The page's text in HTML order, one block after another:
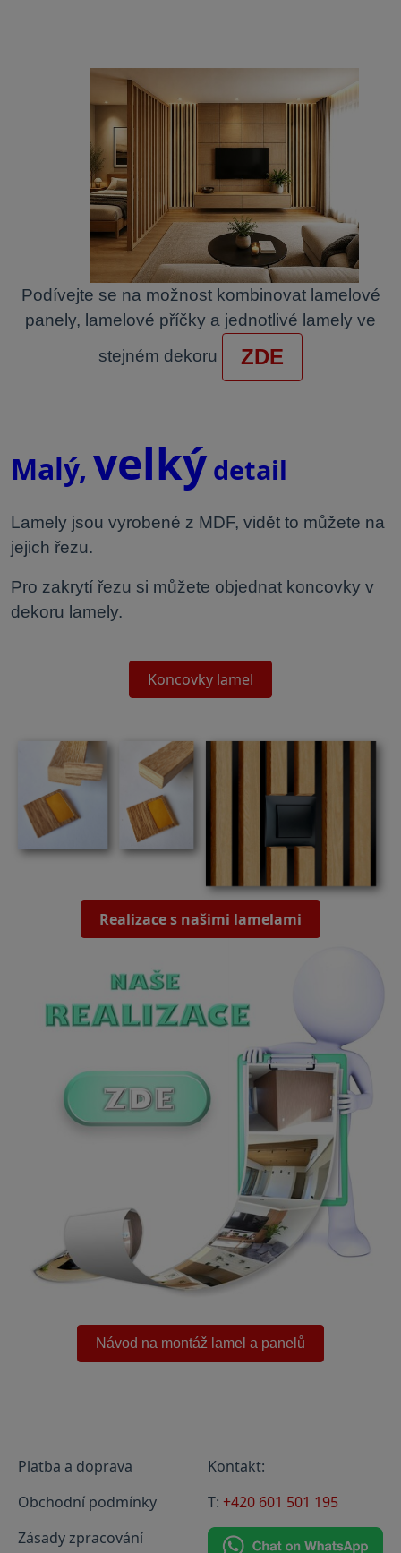
Podívejte se na možnost kombinovat lamelové
panely, lamelové příčky a jednotlivé lamely ve
stejném dekoru
ZDE
Malý, velký detail
Lamely jsou vyrobené z MDF, vidět to můžete na
jejich řezu.
Pro zakrytí řezu si můžete objednat koncovky v
dekoru lamely.
Koncovky lamel
Realizace s našimi lamelami
Návod na montáž lamel a panelů
Platba a doprava
Obchodní podmínky
Zásady zpracování
Kontakt:
T: +420 601 501 195